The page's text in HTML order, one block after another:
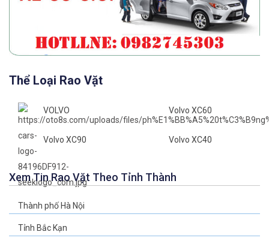
Thể Loại Rao Vặt
VOLVO Volvo XC60
Volvo XC90 Volvo XC40
Xem Tin Rao Vặt Theo Tỉnh Thành
Thành phố Hà Nội
Tỉnh Bắc Kạn